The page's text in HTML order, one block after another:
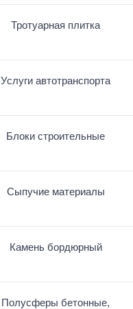
Тротуарная плитка
Услуги автотранспорта
Блоки строительные
Сыпучие материалы
Камень бордюрный
Полусферы бетонные,